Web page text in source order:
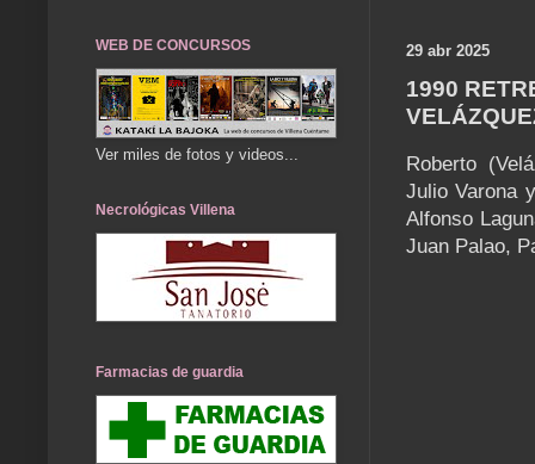
29 abr 2025
1990
Roberto
Julio Varona
Alfonso
Juan Palao,
WEB DE CONCURSOS
Ver miles de fotos y videos...
Necrológicas Villena
Farmacias de guardia